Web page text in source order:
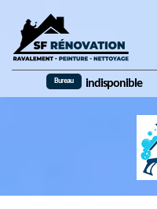
Bureau indisponible